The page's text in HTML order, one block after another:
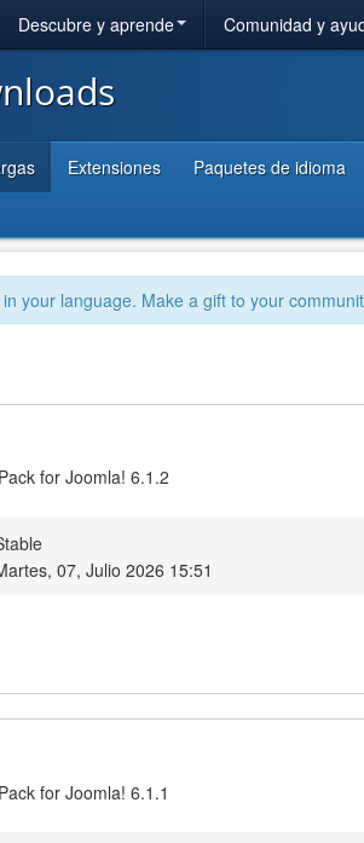
Descubre y aprende Comunidad y
Extensiones Paquetes de idioma
your language. Make a gift to your
for Joomla! 6.1.2
07, Julio 2026 15:51
for Joomla! 6.1.1